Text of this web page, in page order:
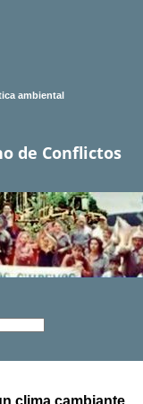
ambiental
de Conflictos